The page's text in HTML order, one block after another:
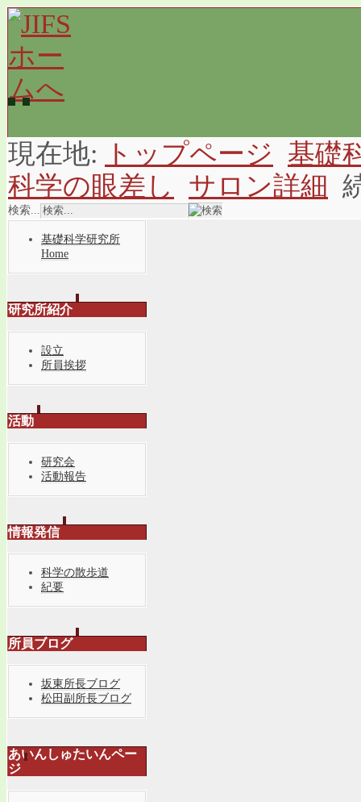
現在地: トップページ 基礎
科学の眼差し
サロン詳細
検索...
基礎科学研究所
Home
研究所紹介
設立
所員挨拶
活動
研究会
活動報告
情報発信
科学の散歩道
紀要
所員ブログ
坂東所長ブログ
松田副所長ブログ
あいんしゅたいんペー
ジ